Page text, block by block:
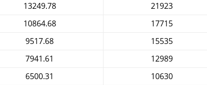
13249.78 21923
10864.68 17715
9517.68 15535
7941.61 12989
6500.31 10630